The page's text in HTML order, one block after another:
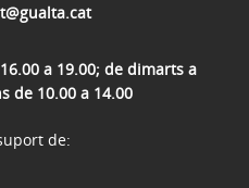
a 19.00; de dimarts a
de 10.00 a 14.00
de: